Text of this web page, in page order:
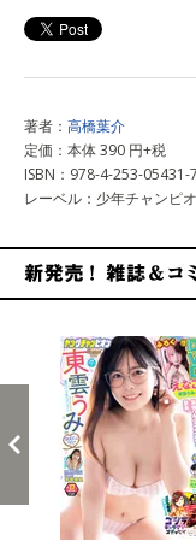
著者： 高橋葉介
定価：本体 390 円+税
ISBN：978-4-253-05431-7
レーベル：少年チャンピ